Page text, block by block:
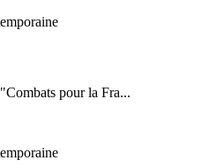
pour la Fra...